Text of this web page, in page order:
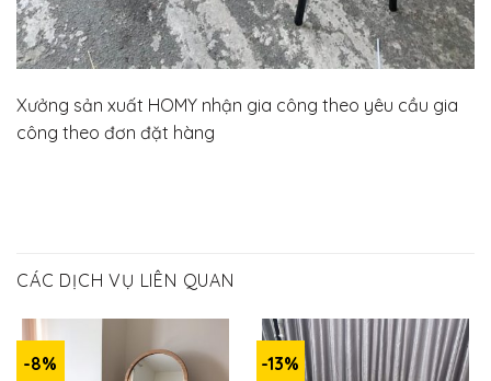
Xưởng sản xuất HOMY nhận gia công theo yêu cầu gia
công theo đơn đặt hàng
CÁC DỊCH VỤ LIÊN QUAN
-8% -13%